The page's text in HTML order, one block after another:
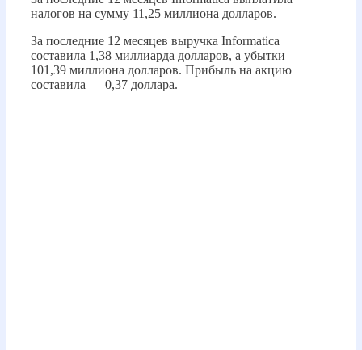
налогов на сумму 11,25 миллиона долларов.
За последние 12 месяцев выручка Informatica
составила 1,38 миллиарда долларов, а убытки —
101,39 миллиона долларов. Прибыль на акцию
составила — 0,37 доллара.